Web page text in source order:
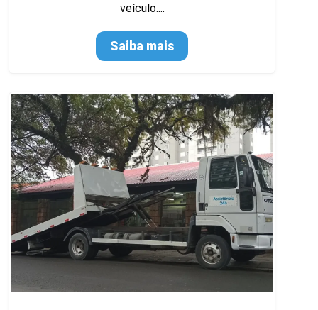
veículo....
Saiba mais